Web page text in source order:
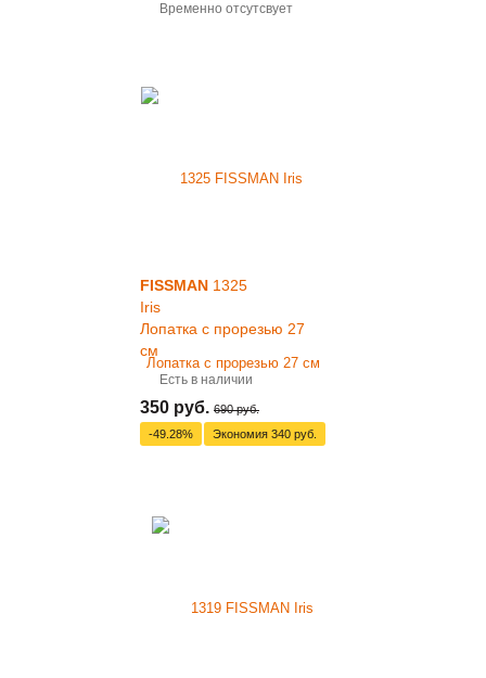
Временно отсутсвует
FISSMAN 1325
Iris
Лопатка с прорезью 27
см
Есть в наличии
350 руб. 690 руб.
-49.28%
Экономия 340 руб.